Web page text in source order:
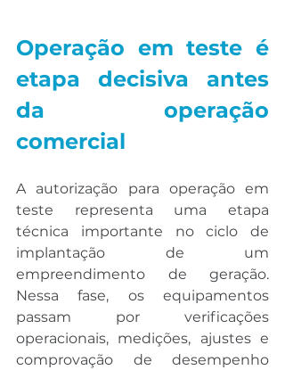
Operação em teste é
etapa decisiva antes
da operação
comercial
A autorização para operação em
teste representa uma etapa
técnica importante no ciclo de
implantação de um
empreendimento de geração.
Nessa fase, os equipamentos
passam por verificações
operacionais, medições, ajustes e
comprovação de desempenho